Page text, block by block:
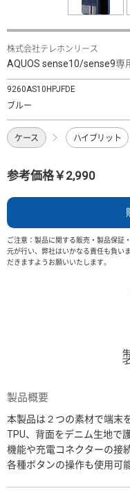
株式会社テレホンリース
AQUOS sense10/sense9専
9260AS10HPJFDE
ブルー
ケース ハイブリット
参考価格￥2,990
ご注意：製品に関する販売・製品保証
元が行い、弊社はいかなる責任も負い
だきますようお願いいたします。
製品概要
本製品は２つの素材で端末
TPU、背面をデニム生地で
機能や充電コネクターの接
各種ボタンの操作も使用可